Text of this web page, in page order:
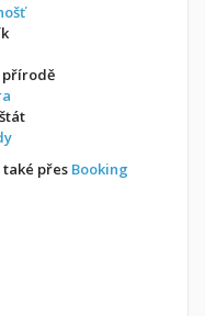
přírodě
přes Booking